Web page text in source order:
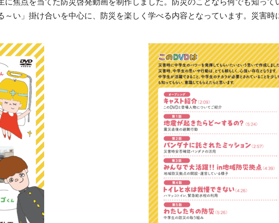
焦点を当てた防災啓発動画を制作しました。防災のことなら何でも知っ
い」掛け合いを中心に、防災を楽しく学べる内容となっています。災害時